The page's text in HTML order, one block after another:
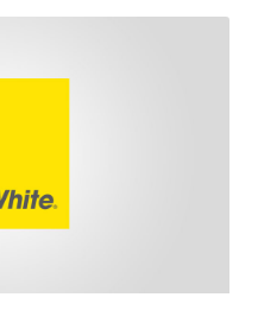
dan suku bunga pinjaman.